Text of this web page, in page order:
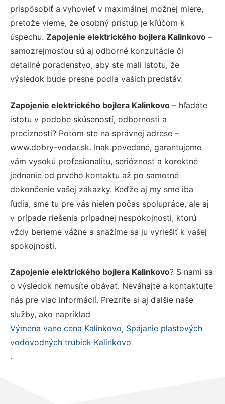
prispôsobiť a vyhovieť v maximálnej možnej miere,
pretože vieme, že osobný prístup je kľúčom k
úspechu. Zapojenie elektrického bojlera Kalinkovo –
samozrejmosťou sú aj odborné konzultácie či
detailné poradenstvo, aby ste mali istotu, že
výsledok bude presne podľa vašich predstáv.
Zapojenie elektrického bojlera Kalinkovo – hľadáte
istotu v podobe skúseností, odbornosti a
precíznosti? Potom ste na správnej adrese –
www.dobry-vodar.sk. Inak povedané, garantujeme
vám vysokú profesionalitu, serióznosť a korektné
jednanie od prvého kontaktu až po samotné
dokončenie vašej zákazky. Keďže aj my sme iba
ľudia, sme tu pre vás nielen počas spolupráce, ale aj
v prípade riešenia prípadnej nespokojnosti, ktorú
vždy berieme vážne a snažíme sa ju vyriešiť k vašej
spokojnosti.
Zapojenie elektrického bojlera Kalinkovo? S nami sa
o výsledok nemusíte obávať. Neváhajte a kontaktujte
nás pre viac informácií. Prezrite si aj ďalšie naše
služby, ako napríklad
Výmena vane cena Kalinkovo, Spájanie plastových
vodovodných trubiek Kalinkovo
.